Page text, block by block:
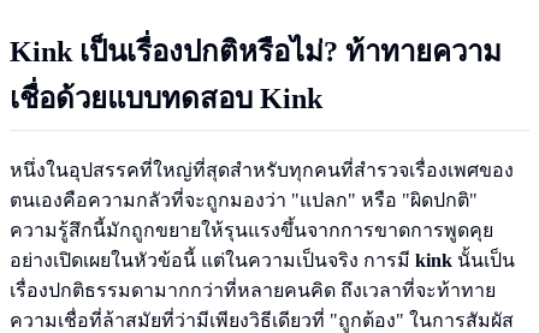
Kink เป็นเรื่องปกติหรือไม่? ท้าทายความ
เชื่อด้วยแบบทดสอบ Kink
หนึ่งในอุปสรรคที่ใหญ่ที่สุดสำหรับทุกคนที่สำรวจเรื่องเพศของ
ตนเองคือความกลัวที่จะถูกมองว่า "แปลก" หรือ "ผิดปกติ"
ความรู้สึกนี้มักถูกขยายให้รุนแรงขึ้นจากการขาดการพูดคุย
อย่างเปิดเผยในหัวข้อนี้ แต่ในความเป็นจริง การมี kink นั้นเป็น
เรื่องปกติธรรมดามากกว่าที่หลายคนคิด ถึงเวลาที่จะท้าทาย
ความเชื่อที่ล้าสมัยที่ว่ามีเพียงวิธีเดียวที่ "ถูกต้อง" ในการสัมผัส